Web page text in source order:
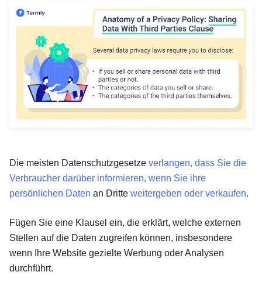
Die meisten Datenschutzgesetze verlangen, dass Sie die
Verbraucher darüber informieren, wenn Sie ihre
persönlichen Daten an Dritte weitergeben oder verkaufen.
Fügen Sie eine Klausel ein, die erklärt, welche externen
Stellen auf die Daten zugreifen können, insbesondere
wenn Ihre Website gezielte Werbung oder Analysen
durchführt.